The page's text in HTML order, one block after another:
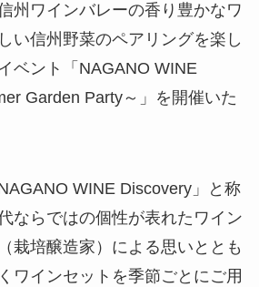
州ワインバレーの香り豊かなワ
い信州野菜のペアリングを楽し
ベント「NAGANO WINE
Garden Party～」を開催いた
WINE Discovery」と称
ならではの個性が表れたワイン
栽培醸造家）による思いととも
ワインセットを季節ごとにご用